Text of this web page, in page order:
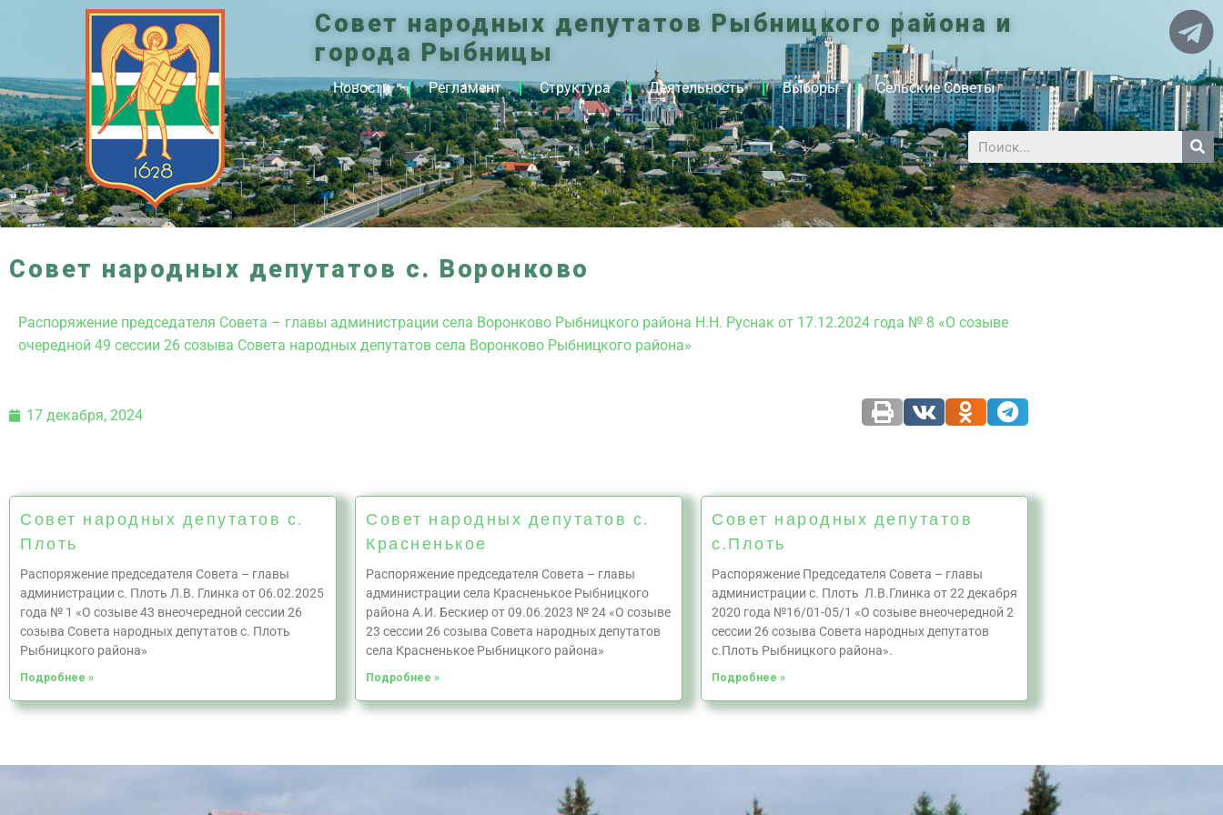
Совет народных депутатов Рыбницкого района и
города Рыбницы
Новости Регламент Структура Деятельность Выборы Сельские Советы
Совет народных депутатов с. Воронково
Распоряжение председателя Совета – главы администрации села Воронково Рыбницкого района Н.Н. Руснак от 17.12.2024 года № 8 «О созыве
очередной 49 сессии 26 созыва Совета народных депутатов села Воронково Рыбницкого района»
17 декабря, 2024
Совет народных депутатов с.
Плоть
Распоряжение председателя Совета – главы
администрации с. Плоть Л.В. Глинка от 06.02.2025
года № 1 «О созыве 43 внеочередной сессии 26
созыва Совета народных депутатов с. Плоть
Рыбницкого района»
Подробнее »
Совет народных депутатов с.
Красненькое
Распоряжение председателя Совета – главы
администрации села Красненькое Рыбницкого
района А.И. Бескиер от 09.06.2023 № 24 «О созыве
23 сессии 26 созыва Совета народных депутатов
села Красненькое Рыбницкого района»
Подробнее »
Совет народных депутатов
с.Плоть
Распоряжение Председателя Совета – главы
администрации с. Плоть Л.В.Глинка от 22 декабря
2020 года №16/01-05/1 «О созыве внеочередной 2
сессии 26 созыва Совета народных депутатов
с.Плоть Рыбницкого района».
Подробнее »